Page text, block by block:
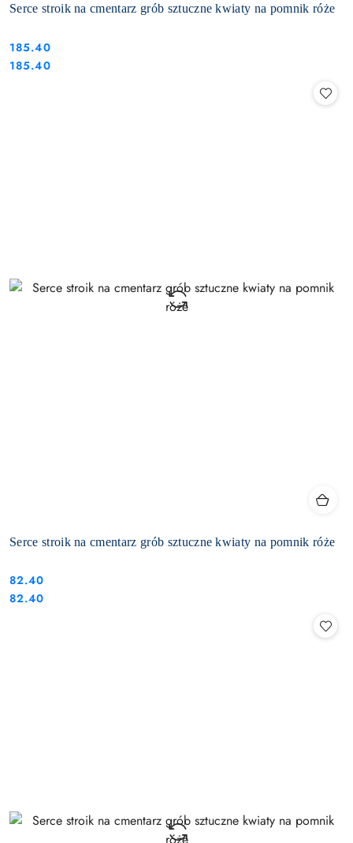
Serce stroik na cmentarz grób sztuczne kwiaty na pomnik róże
Cena:
185.40
Cena:
185.40
Serce stroik na cmentarz grób sztuczne kwiaty na pomnik róże
Cena:
82.40
Cena:
82.40